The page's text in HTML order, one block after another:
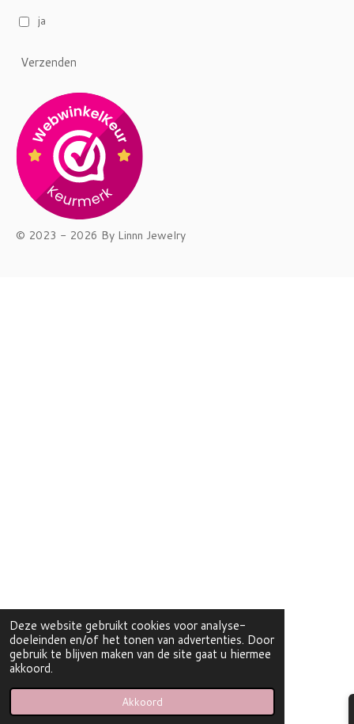
Deze website gebruikt cookies voor analyse-
doeleinden en/of het tonen van advertenties. Door
gebruik te blijven maken van de site gaat u hiermee
akkoord.
Akkoord
ja
Verzenden
© 2023 - 2026 By Linnn Jewelry